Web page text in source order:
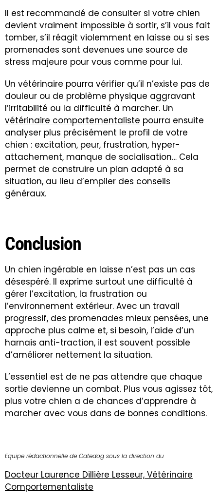
Il est recommandé de consulter si votre chien
devient vraiment impossible à sortir, s’il vous fait
tomber, s’il réagit violemment en laisse ou si ses
promenades sont devenues une source de
stress majeure pour vous comme pour lui.
Un vétérinaire pourra vérifier qu’il n’existe pas de
douleur ou de problème physique aggravant
l’irritabilité ou la difficulté à marcher. Un
vétérinaire comportementaliste pourra ensuite
analyser plus précisément le profil de votre
chien : excitation, peur, frustration, hyper-
attachement, manque de socialisation… Cela
permet de construire un plan adapté à sa
situation, au lieu d’empiler des conseils
généraux.
Conclusion
Un chien ingérable en laisse n’est pas un cas
désespéré. Il exprime surtout une difficulté à
gérer l’excitation, la frustration ou
l’environnement extérieur. Avec un travail
progressif, des promenades mieux pensées, une
approche plus calme et, si besoin, l’aide d’un
harnais anti-traction, il est souvent possible
d’améliorer nettement la situation.
L’essentiel est de ne pas attendre que chaque
sortie devienne un combat. Plus vous agissez tôt,
plus votre chien a de chances d’apprendre à
marcher avec vous dans de bonnes conditions.
Equipe rédactionnelle de Catedog sous la direction du
Docteur Laurence Dillière Lesseur, Vétérinaire
Comportementaliste